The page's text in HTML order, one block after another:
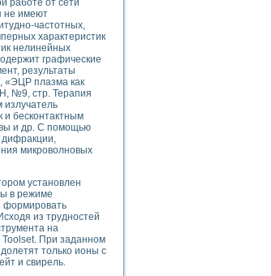
технологий и программных средств
не имеют
частотных,
характеристик
нелинейных
графические
результаты
«ЭЦР плазма как
№9, стр. Терапия
и бесконтактным
и др. С помощью
микроволновых
установлен
в режиме
формировать
из трудностей
на
При заданном
только ионы с
и свирель.